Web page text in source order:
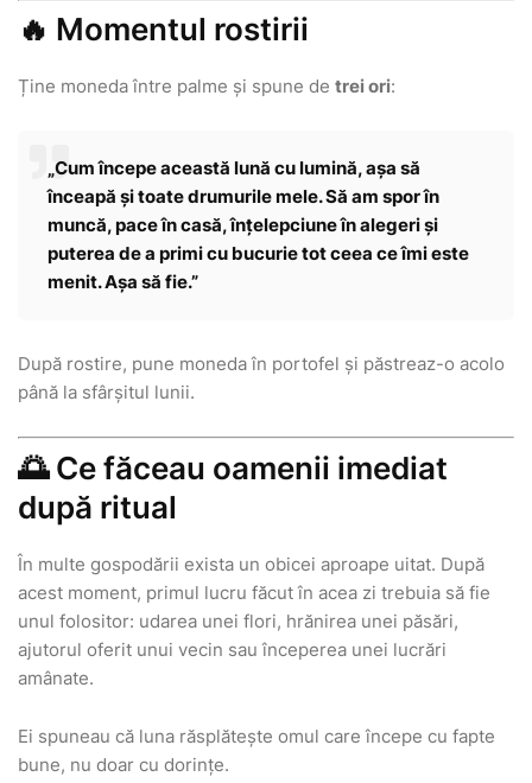
🔥 Momentul rostirii
Ține moneda între palme și spune de trei ori:
„Cum începe această lună cu lumină, așa să
înceapă și toate drumurile mele. Să am spor în
muncă, pace în casă, înțelepciune în alegeri și
puterea de a primi cu bucurie tot ceea ce îmi este
menit. Așa să fie.”
După rostire, pune moneda în portofel și păstreaz-o acolo
până la sfârșitul lunii.
🌅 Ce făceau oamenii imediat
după ritual
În multe gospodării exista un obicei aproape uitat. După
acest moment, primul lucru făcut în acea zi trebuia să fie
unul folositor: udarea unei flori, hrănirea unei păsări,
ajutorul oferit unui vecin sau începerea unei lucrări
amânate.
Ei spuneau că luna răsplătește omul care începe cu fapte
bune, nu doar cu dorințe.